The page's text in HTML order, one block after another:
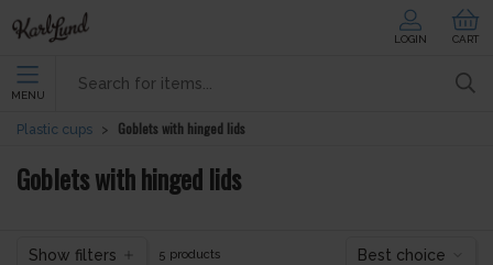
LOGIN CART
MENU
Plastic cups Goblets with hinged lids
Goblets with hinged lids
Show filters 5 products Best choice